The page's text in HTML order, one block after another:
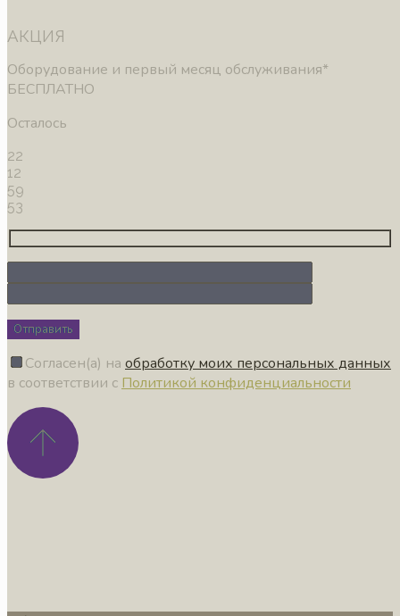
АКЦИЯ
Оборудование и первый месяц обслуживания*
БЕСПЛАТНО
Осталось
22
12
59
51
Отправить
Согласен(а) на обработку моих персональных данных
в соответствии с Политикой конфиденциальности